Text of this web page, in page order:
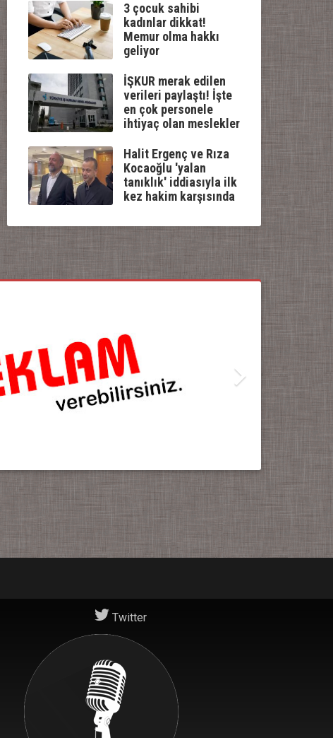
3 çocuk sahibi
kadınlar dikkat!
Memur olma hakkı
geliyor
İŞKUR merak edilen
verileri paylaştı! İşte
en çok personele
ihtiyaç olan meslekler
Halit Ergenç ve Rıza
Kocaoğlu 'yalan
tanıklık' iddiasıyla ilk
kez hakim karşısında
Twitter